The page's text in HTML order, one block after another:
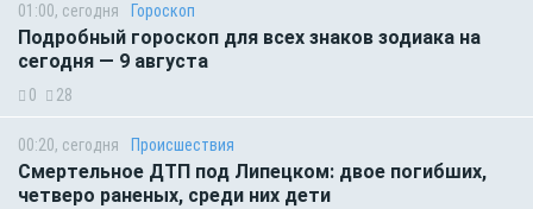
01:00, сегодня Гороскоп
Подробный гороскоп для всех знаков зодиака на
сегодня — 9 августа
0 28
00:20, сегодня Происшествия
Смертельное ДТП под Липецком: двое погибших,
четверо раненых, среди них дети